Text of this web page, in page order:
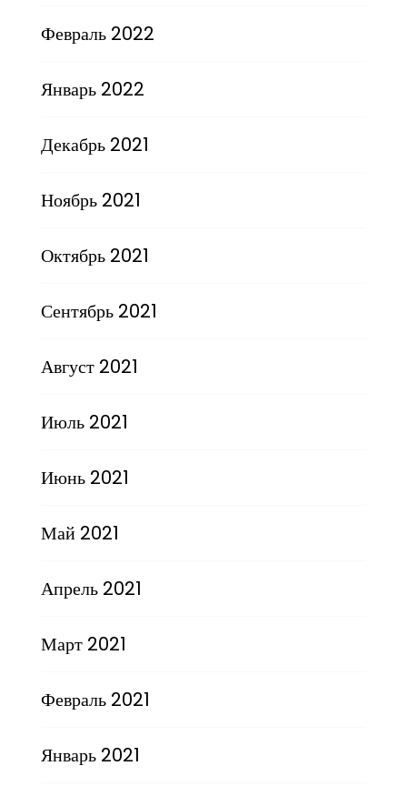
Февраль 2022
Январь 2022
Декабрь 2021
Ноябрь 2021
Октябрь 2021
Сентябрь 2021
Август 2021
Июль 2021
Июнь 2021
Май 2021
Апрель 2021
Март 2021
Февраль 2021
Январь 2021